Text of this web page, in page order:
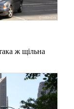
ж щільна